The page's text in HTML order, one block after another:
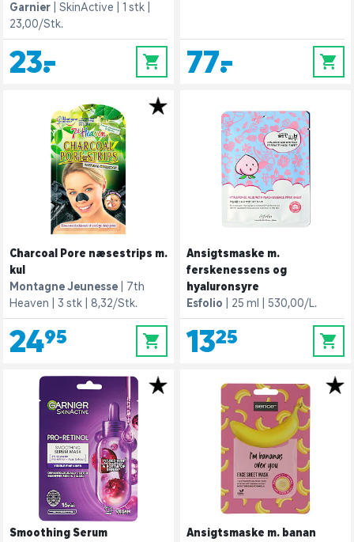
Garnier
SkinActive
1 stk
23,00/Stk.
23,- 0 77,- 0
Charcoal Pore næsestrips m.
kul
Montagne Jeunesse
7th
Heaven
3 stk 8,32/Stk.
24,95 0
Ansigtsmaske m.
ferskenessens og
hyaluronsyre
Esfolio
25 ml 530,00/L.
13,25 0
Smoothing Serum
Ansigtsmaske m. banan